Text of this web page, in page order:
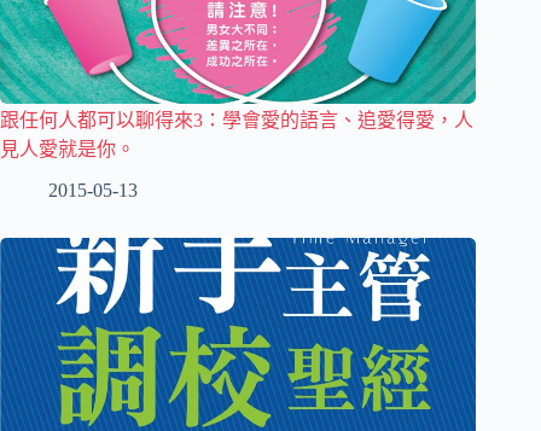
跟任何人都可以聊得來3：學會愛的語言、追愛得愛，人
見人愛就是你。
2015-05-13